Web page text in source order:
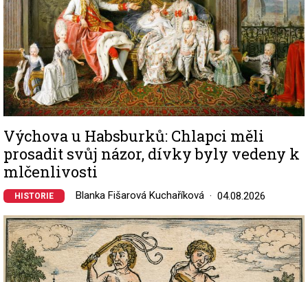
Výchova u Habsburků: Chlapci měli
prosadit svůj názor, dívky byly vedeny k
mlčenlivosti
HISTORIE Blanka Fišarová Kuchaříková 04.08.2026
Image